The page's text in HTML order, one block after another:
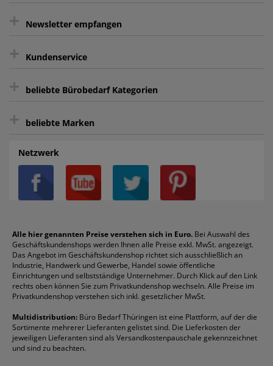
Kauf auf Rechnung³
sicher Shoppen durch SSL
intelligentes Kundenkonto
+ Newsletter empfangen
Sie können sich zu jeder Zeit abmelden.
+ Kundenservice
Kontakt
FAQ
AGB
Datenschutz
Privatsphäre-Einstellungen
Über uns
Reklamation / Retouren
Vertrag widerrufen (Privatkunden)
Rabatte & Aktionen
+ beliebte Bürobedarf Kategorien
Aktenvernichter
Batterien
Bleistifte
Blöcke
Boardmarker
Briefumschläge
Druckerpatronen
Etiketten
Fineliner
Folienschreiber
Formulare
Gelschreiber
Geschäftsbücher
Heftstreifen
Kaffee
Klebeband
Klemmmappen
Kopierpapier
Korrekturmittel
Kugelschreiber
Mappen
Ordner
Packband
Permanentmarker
Radiergummis
Schnellhefter
Sichthüllen
Taschenrechner
Textmarker
Tintenroller
Tintenpatronen
Toilettenpapier
Toner
Versandmaterial
Versandtaschen
+ beliebte Marken
Alco
Avery/Zweckform
Canon
Durable
DYMO
Edding
Esselte
Faber-Castell
Fellowes
Franken
Fripa
Leitz
Läufer
Melitta
Pentel
Pelikan
Pilot
Pritt
Schneider
Stabilo
Staedtler
Netzwerk
Alle hier genannten Preise verstehen sich in Euro. Bei Auswahl des
Geschäftskundenshops werden Ihnen alle Preise exkl. MwSt. angezeigt.
Das Angebot im Geschäftskundenshop richtet sich ausschließlich an
Industrie, Handwerk und Gewerbe, Handel sowie öffentliche
Einrichtungen und selbstständige Unternehmer. Durch Klick auf den Link
rechts oben können Sie zum Privatkundenshop wechseln. Alle Preise im
Privatkundenshop verstehen sich inkl. gesetzlicher MwSt.
Multidistribution: Büro Bedarf Thüringen ist eine Plattform, auf der die
Sortimente mehrerer Lieferanten gelistet sind. Die Lieferkosten der
jeweiligen Lieferanten sind als Versandkostenpauschale gekennzeichnet
und sind zu beachten.